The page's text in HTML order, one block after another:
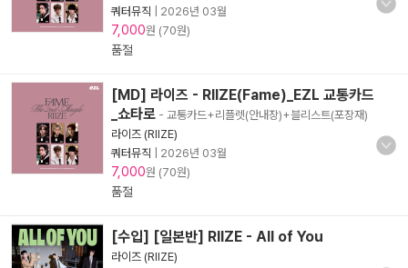
쿼터뮤직
2026년 03월
7,000원 (70원)
품절
[MD] 라이즈 - RIIZE(Fame)_EZL 교통카드
_쇼타로 - 교통카드+리플렛(안내장)+블리스트(포장재)
라이즈 (RIIZE)
쿼터뮤직
2026년 03월
7,000원 (70원)
품절
[수입] [일본반] RIIZE - All of You
라이즈 (RIIZE)